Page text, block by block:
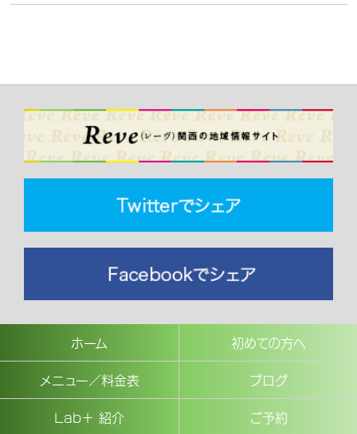
ホーム
初めての方へ
メニュー／料金表
ブログ
Lab＋ 紹介
ご予約